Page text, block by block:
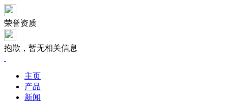
荣誉资质
抱歉，暂无相关信息
主页
产品
新闻